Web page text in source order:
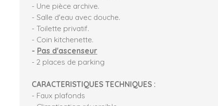
- Une pièce archive.
- Salle d'eau avec douche.
- Toilette privatif.
- Coin kitchenette.
- Pas d'ascenseur
- 2 places de parking
CARACTERISTIQUES TECHNIQUES :
- Faux plafonds